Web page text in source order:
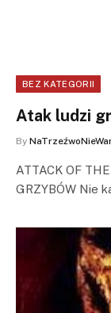
BEZ KATEGORII
Atak ludzi
By
ATTACK OF
GRZYBÓW Nie